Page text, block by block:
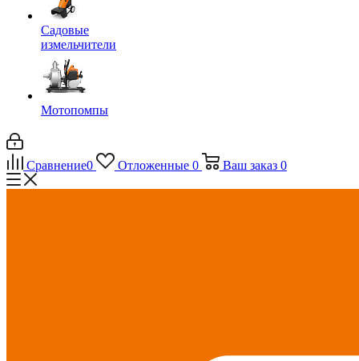
Садовые
измельчители
Мотопомпы
Сравнение0 Отложенные 0 Ваш заказ 0